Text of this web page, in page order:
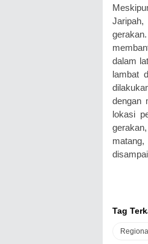
Jaripah,
dalam
lambat
dengan
lokasi
Tag
Regional